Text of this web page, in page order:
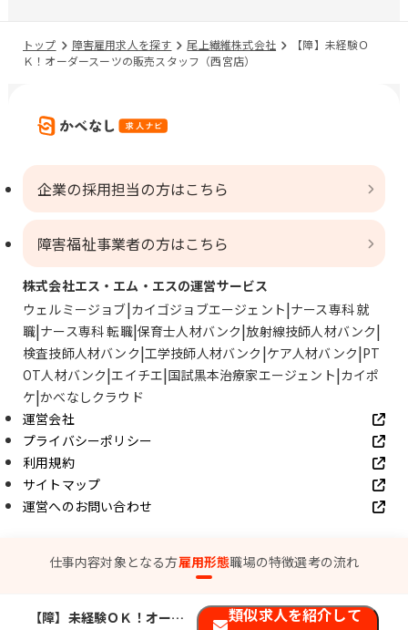
仕事内容対象となる方雇用形態職場の特徴選考の流れ
トップ 障害雇用求人を探す 尾上繊維株式会社
【障】未経験Ｏ
Ｋ！オーダースーツの販売スタッフ（西宮店）
【障】未経験ＯＫ！オーダースーツの販売スタッフ（西宮店）
類似求人を紹介して
企業の採用担当の方はこちら
障害福祉事業者の方はこちら
株式会社エス・エム・エスの運営サービス
ウェルミージョブ カイゴジョブエージェント ナース専科 就
職 ナース専科 転職 保育士人材バンク 放射線技師人材バンク
検査技師人材バンク 工学技師人材バンク ケア人材バンク PT
OT人材バンク エイチエ 国試黒本治療家エージェント カイポ
ケ かべなしクラウド
運営会社
プライバシーポリシー
利用規約
サイトマップ
運営へのお問い合わせ